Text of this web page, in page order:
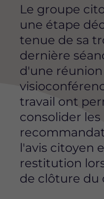
Le groupe
une étape
tenue de sa
dernière
d'une
travail ont
consolider les
l'avis citoyen
restitution
de clôture du